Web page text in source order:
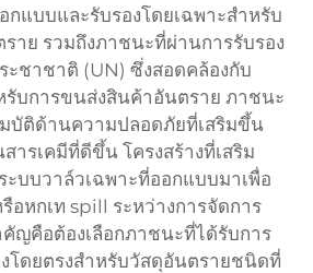
กแบบและรับรองโดยเฉพาะสำหรับ
าย รวมถึงภาชนะที่ผ่านการรับรอง
ะชาชาติ (UN) ซึ่งสอดคล้องกับ
รับการขนส่งสินค้าอันตราย ภาชนะ
บัติด้านความปลอดภัยที่เสริมขึ้น
ารเคมีที่ดีขึ้น โครงสร้างที่เสริม
ะบบวาล์วเฉพาะที่ออกแบบมาเพื่อ
อหกเท spill ระหว่างการจัดการ
คัญคือต้องเลือกภาชนะที่ได้รับการ
โดยตรงสำหรับวัสดุอันตรายชนิดที่